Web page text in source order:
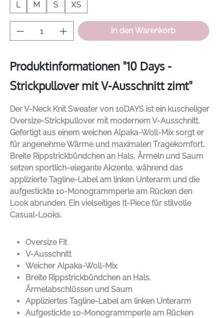
L
M S XS
Produkt Anzahl: Gib den gewünschten
In den Warenkorb
Produktinformationen "10 Days -
Strickpullover mit V-Ausschnitt zimt"
Der V-Neck Knit Sweater von 10DAYS ist ein kuscheliger
Oversize-Strickpullover mit modernem V-Ausschnitt.
Gefertigt aus einem weichen Alpaka-Woll-Mix sorgt er
für angenehme Wärme und maximalen Tragekomfort.
Breite Rippstrickbündchen an Hals, Ärmeln und Saum
setzen sportlich-elegante Akzente, während das
applizierte Tagline-Label am linken Unterarm und die
aufgestickte 10-Monogrammperle am Rücken den
Look abrunden. Ein vielseitiges It-Piece für stilvolle
Casual-Looks.
Oversize Fit
V-Ausschnitt
Weicher Alpaka-Woll-Mix
Breite Rippstrickbündchen an Hals,
Ärmelabschlüssen und Saum
Appliziertes Tagline-Label am linken Unterarm
Aufgestickte 10-Monogrammperle am Rücken